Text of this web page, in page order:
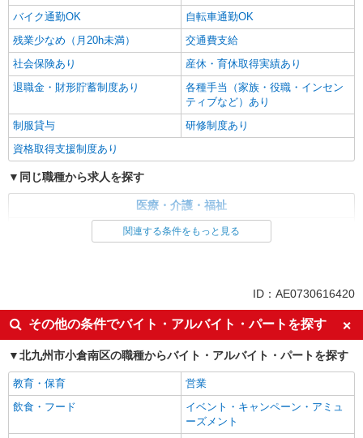
バイク通勤OK
自転車通勤OK
残業少なめ（月20h未満）
交通費支給
社会保険あり
産休・育休取得実績あり
退職金・財形貯蓄制度あり
各種手当（家族・役職・インセン
ティブなど）あり
制服貸与
研修制度あり
資格取得支援制度あり
同じ職種から求人を探す
医療・介護・福祉
ボーナス・賞与あり
車通勤OK
交通費支給
社会保険あり
産休・育休取得実績あり
関連する条件をもっと見る
ID：AE0730616420
その他の条件でバイト・アルバイト・パートを探す
北九州市小倉南区の職種からバイト・アルバイト・パートを探す
教育・保育
営業
飲食・フード
イベント・キャンペーン・アミュ
ーズメント